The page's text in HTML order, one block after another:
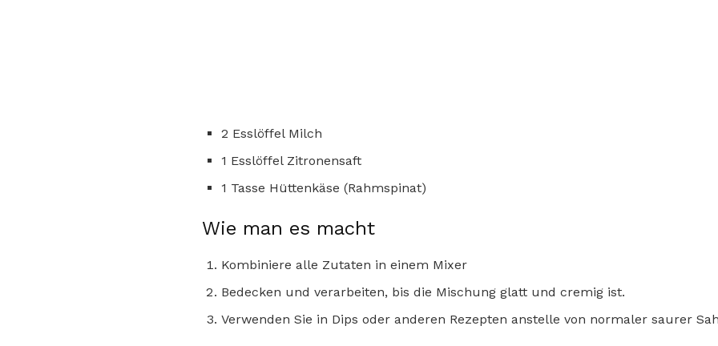
2 Esslöffel Milch
1 Esslöffel Zitronensaft
1 Tasse Hüttenkäse (Rahmspinat)
Wie man es macht
Kombiniere alle Zutaten in einem Mixer
Bedecken und verarbeiten, bis die Mischung glatt und cremig ist.
Verwenden Sie in Dips oder anderen Rezepten anstelle von normaler saurer